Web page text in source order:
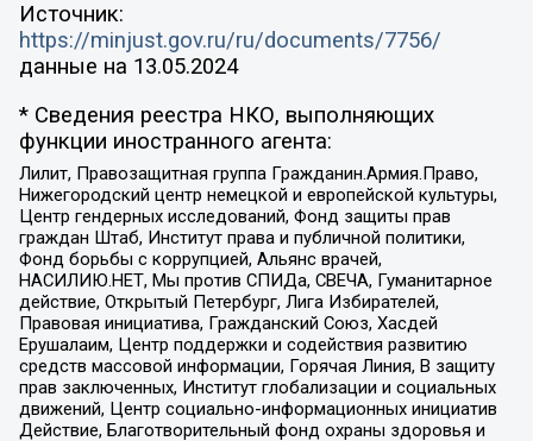
Источник:
https://minjust.gov.ru/ru/documents/7756/
данные на 13.05.2024
* Сведения реестра НКО, выполняющих
функции иностранного агента:
Лилит, Правозащитная группа Гражданин.Армия.Право,
Нижегородский центр немецкой и европейской культуры,
Центр гендерных исследований, Фонд защиты прав
граждан Штаб, Институт права и публичной политики,
Фонд борьбы с коррупцией, Альянс врачей,
НАСИЛИЮ.НЕТ, Мы против СПИДа, СВЕЧА, Гуманитарное
действие, Открытый Петербург, Лига Избирателей,
Правовая инициатива, Гражданский Союз, Хасдей
Ерушалаим, Центр поддержки и содействия развитию
средств массовой информации, Горячая Линия, В защиту
прав заключенных, Институт глобализации и социальных
движений, Центр социально-информационных инициатив
Действие, Благотворительный фонд охраны здоровья и